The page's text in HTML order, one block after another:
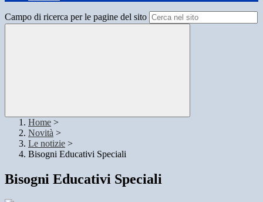
Campo di ricerca per le pagine del sito
Home >
Novità >
Le notizie >
Bisogni Educativi Speciali
Bisogni Educativi Speciali